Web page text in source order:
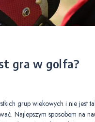
gra w golfa?
grup wiekowych i nie jest
Najlepszym sposobem na